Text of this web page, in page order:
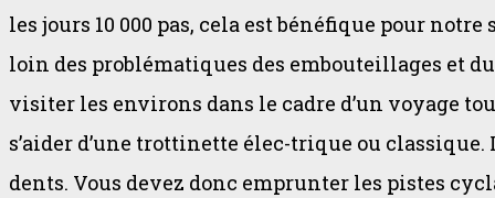
les jours 10 000 pas, cela est bénéfique pour
loin des problématiques des embouteillages et
visiter les environs dans le cadre d’un voyage
s’aider d’une trottinette élec-trique ou
dents. Vous devez donc emprunter les pistes